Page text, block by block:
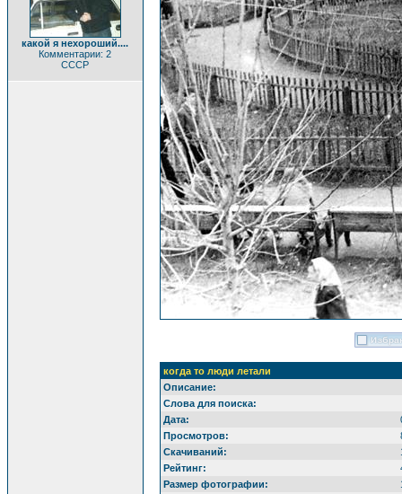
какой я нехороший....
Комментарии: 2
CCCP
когда то люди летали
Описание:
Слова для поиска:
Дата:
Просмотров:
Скачиваний:
Рейтинг:
Размер фотографии: